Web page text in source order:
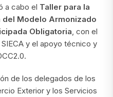
a cabo el Taller para la
Modelo Armonizado
Obligatoria , con el
y el apoyo técnico y
de los delegados de los
Exterior y los Servicios